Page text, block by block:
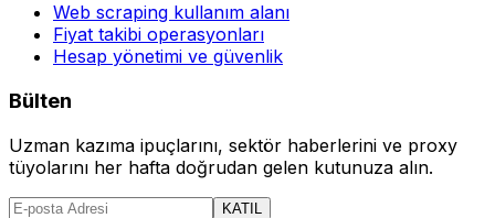
Web scraping kullanım alanı
Fiyat takibi operasyonları
Hesap yönetimi ve güvenlik
Bülten
Uzman kazıma ipuçlarını, sektör haberlerini ve proxy
tüyolarını her hafta doğrudan gelen kutunuza alın.
KATIL